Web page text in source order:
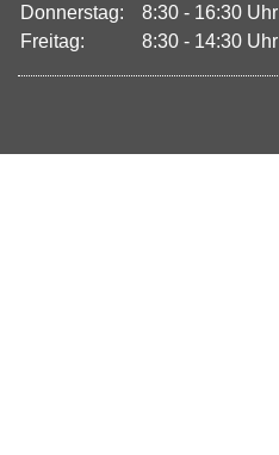
Donnerstag:
8:30 - 16:30 Uhr
Freitag:
8:30 - 14:30 Uhr